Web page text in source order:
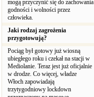
mogą przyczynić się do zachowania
godności i wolności przez
człowieka.
Jaki rodzaj zagrożenia
przygotowują?
Pociąg był gotowy już wiosną
ubiegłego roku i czekał na stacji w
Mediolanie. Teraz jest już oficjalnie
w drodze. Co więcej, władze
Włoch zapowiadają
trzytygodniowy lockdown